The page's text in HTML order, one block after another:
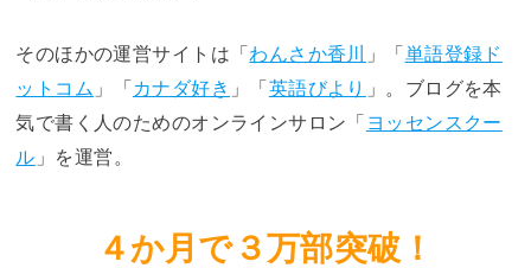
そのほかの運営サイトは「わんさか香川 」「 単語登録ド
ットコム 」「カナダ好き 」「英語びより
」。ブログを本
気で書く人のためのオンラインサロン「 ヨッセンスクー
ル 」を運営。
４か月で３万部突破！